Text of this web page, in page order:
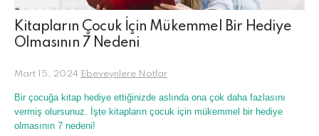
Kitapların Çocuk İçin Mükemmel Bir Hediye
Olmasının 7 Nedeni
Mart 15, 2024 Ebeveynlere Notlar
Bir çocuğa kitap hediye ettiğinizde aslında ona çok daha fazlasını
vermiş olursunuz. İşte kitapların çocuk için mükemmel bir hediye
olmasının 7 nedeni!